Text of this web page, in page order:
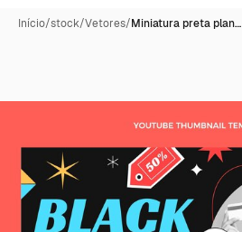
Início/stock/Vetores/Miniatura preta plan…